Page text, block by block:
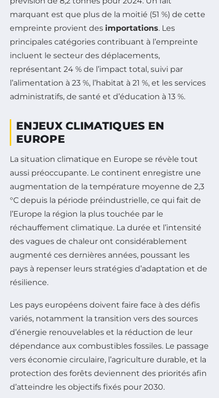
marquant est que plus de la moitié (51 %) de cette
empreinte provient des importations. Les
principales catégories contribuant à l’empreinte
incluent le secteur des déplacements,
représentant 24 % de l’impact total, suivi par
l’alimentation à 23 %, l’habitat à 21 %, et les services
administratifs, de santé et d’éducation à 13 %.
ENJEUX CLIMATIQUES EN
EUROPE
La situation climatique en Europe se révèle tout
aussi préoccupante. Le continent enregistre une
augmentation de la température moyenne de 2,3
°C depuis la période préindustrielle, ce qui fait de
l’Europe la région la plus touchée par le
réchauffement climatique. La durée et l’intensité
des vagues de chaleur ont considérablement
augmenté ces dernières années, poussant les
pays à repenser leurs stratégies d’adaptation et de
résilience.
Les pays européens doivent faire face à des défis
variés, notamment la transition vers des sources
d’énergie renouvelables et la réduction de leur
dépendance aux combustibles fossiles. Le passage
vers économie circulaire, l’agriculture durable, et la
protection des forêts deviennent des priorités afin
d’atteindre les objectifs fixés pour 2030.